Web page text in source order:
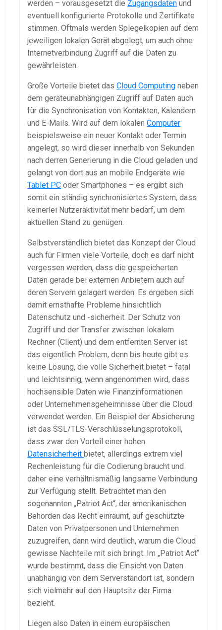
werden – vorausgesetzt die Zugangsdaten und
eventuell konfigurierte Protokolle und Zertifikate
stimmen. Oftmals werden Spiegelkopien auf dem
jeweiligen lokalen Gerät abgelegt, um auch ohne
Internetverbindung Zugriff auf die Daten zu
gewährleisten.
Große Vorteile bietet das Cloud Computing neben
dem geräteunabhängigen Zugriff auf Daten auch
für die Synchronisation von Kontakten, Kalendern
und E-Mails. Wird auf dem lokalen Computer
beispielsweise ein neuer Kontakt oder Termin
angelegt, so wird dieser innerhalb von Sekunden
nach derren Generierung in die Cloud geladen und
gelangt von dort aus an mobile Endgeräte wie
Tablet PC oder Smartphones – es ergibt sich
somit ein ständig synchronisiertes System, dass
keinerlei Nutzeraktivität mehr bedarf, um dem
aktuellen Stand zu genügen.
Selbstverständlich bietet das Konzept der Cloud
auch für Firmen viele Vorteile, doch es darf nicht
vergessen werden, dass die gespeicherten
Daten gerade bei externen Anbietern auch auf
deren Servern gelagert werden. Es ergeben sich
damit ernsthafte Probleme hinsichtlich
Datenschutz und -sicherheit. Der Schutz von
Zugriff und der Transfer zwischen lokalem
Rechner (Client) und dem entfernten Server ist
das eigentlich Problem, denn bis heute gibt es
keine Lösung, die volle Sicherheit bietet – fatal
und leichtsinnig, wenn angenommen wird, dass
hochsensible Daten wie Finanzinformationen
oder Unternehmensgeheimnisse über die Cloud
verwendet werden. Ein Beispiel der Absicherung
ist das SSL/TLS-Verschlüsselungsprotokoll,
dass zwar den Vorteil einer hohen
Datensicherheit bietet, allerdings extrem viel
Rechenleistung für die Codierung braucht und
daher eine verhältnismäßig langsame Verbindung
zur Verfügung stellt. Betrachtet man den
sogenannten „Patriot Act“, der amerikanischen
Behörden das Recht einräumt, auf geschützte
Daten von Privatpersonen und Unternehmen
zuzugreifen, dann wird deutlich, warum die Cloud
gewisse Nachteile mit sich bringt. Im „Patriot Act“
wurde bestimmt, dass die Einsicht von Daten
unabhängig von dem Serverstandort ist, sondern
sich vielmehr auf den Hauptsitz der Firma
bezieht.
Liegen also Daten in einem europäischen